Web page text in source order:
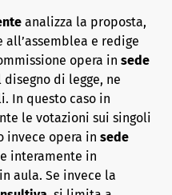
analizza la proposta,
e redige
opera in sede
di legge, ne
In questo caso in
le votazioni sui singoli
invece opera in sede
interamente in
aula. Se invece la